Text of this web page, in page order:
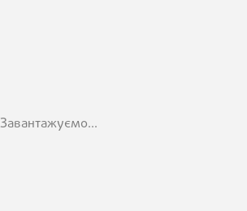
Завантажуємо...